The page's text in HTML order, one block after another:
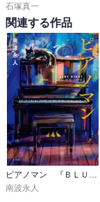
石塚真一
関連する作品
ピアノマン 『ＢＬＵＥ ＧＩＡＮＴ』雪祈の物語
南波永人